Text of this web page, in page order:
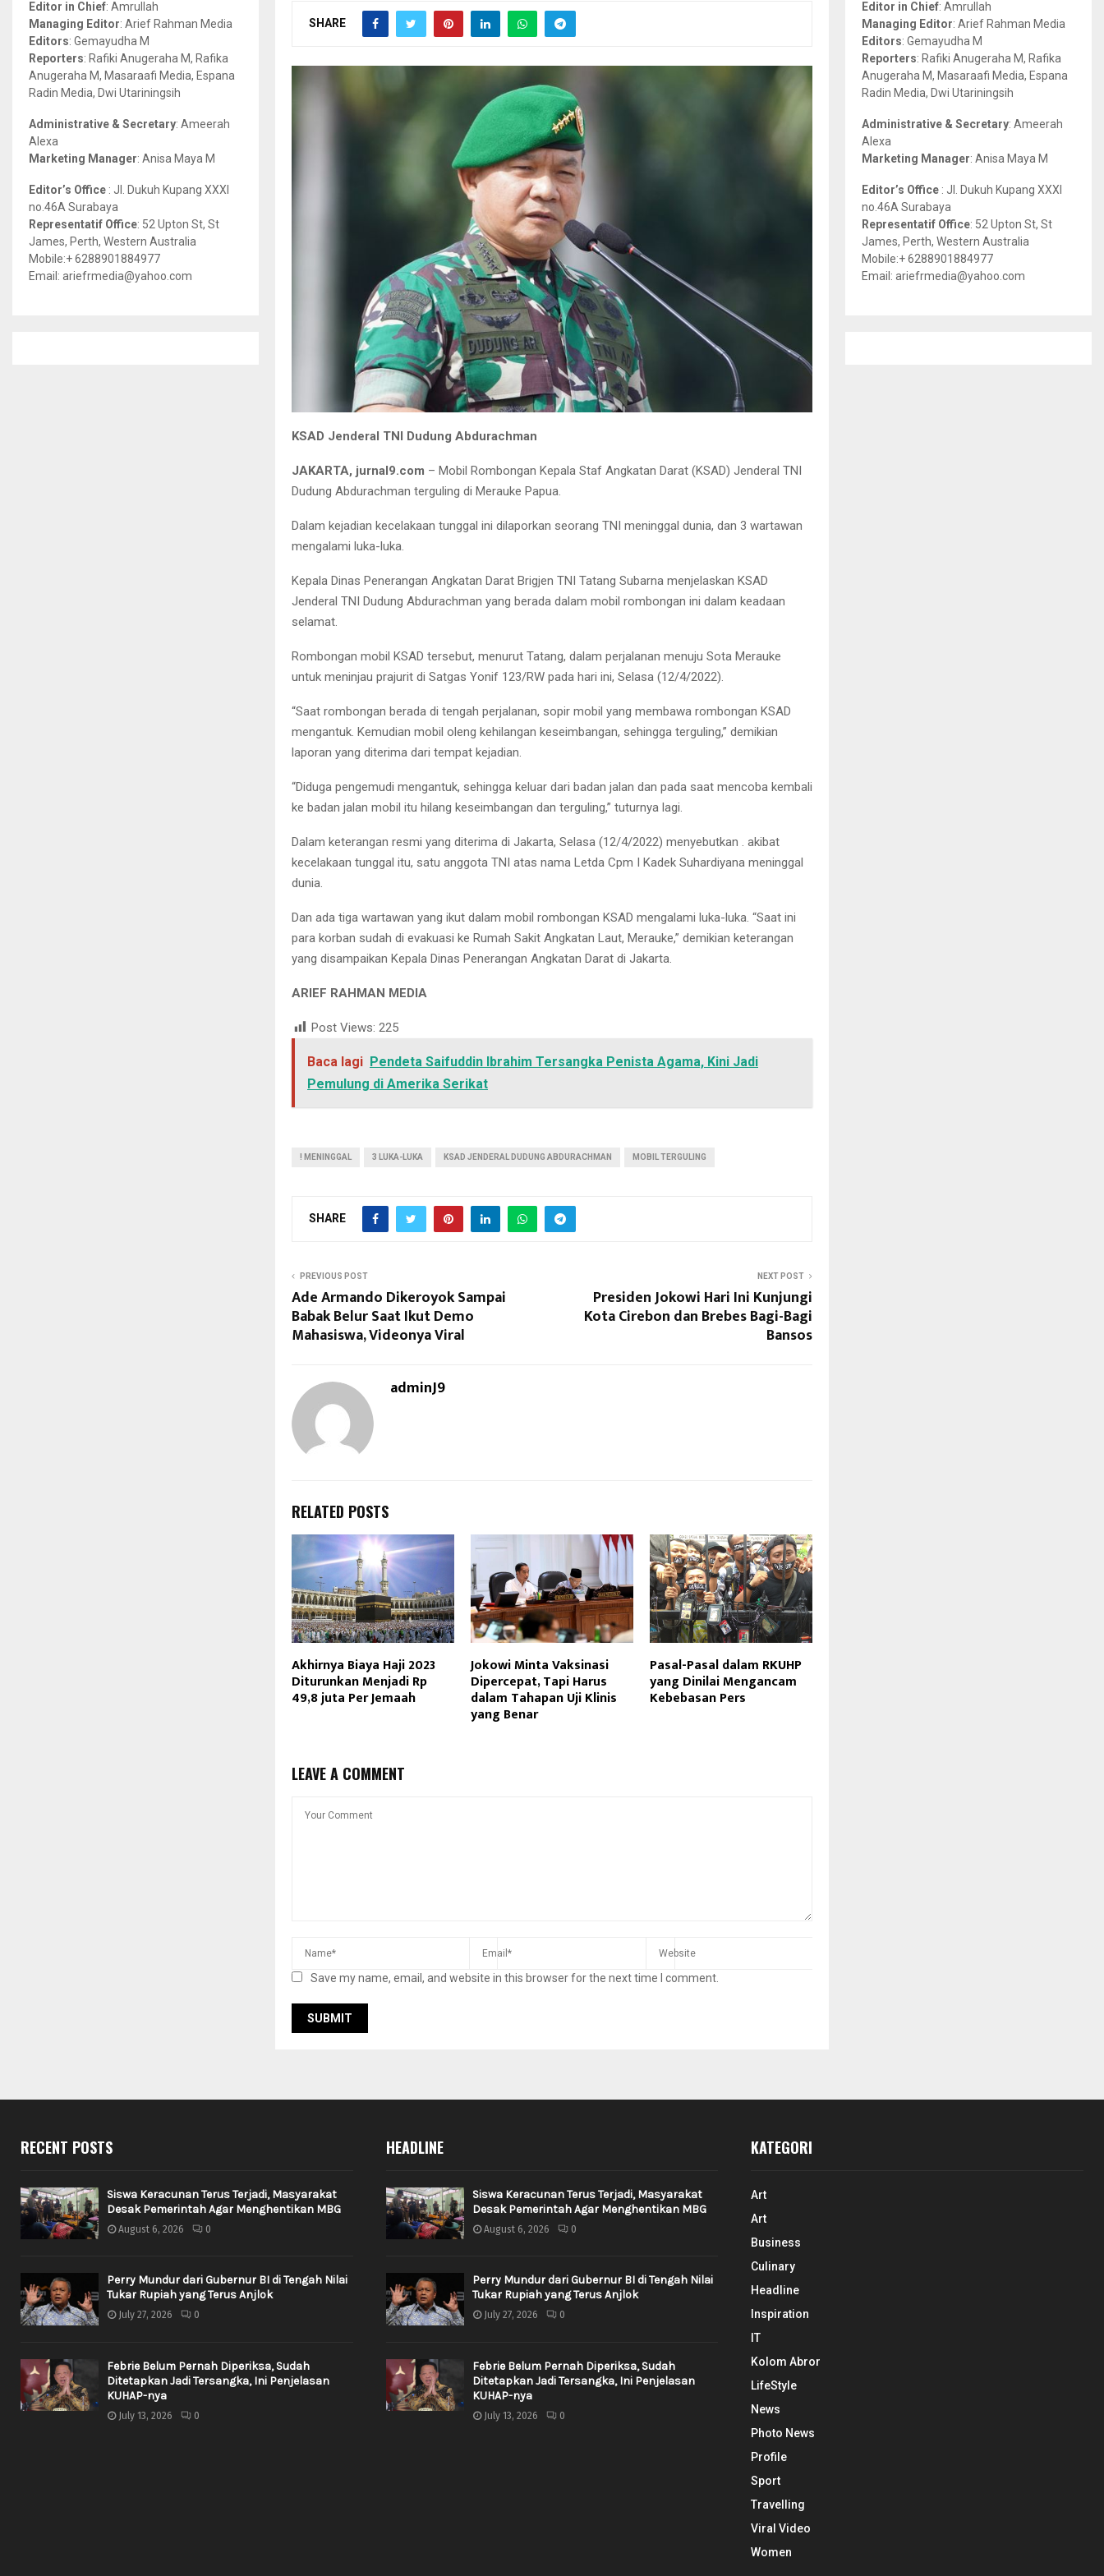
SHARE
KSAD Jenderal TNI Dudung Abdurachman
JAKARTA, jurnal9.com – Mobil Rombongan Kepala Staf Angkatan Darat (KSAD) Jenderal TNI
Dudung Abdurachman terguling di Merauke Papua.
Dalam kejadian kecelakaan tunggal ini dilaporkan seorang TNI meninggal dunia, dan 3 wartawan
mengalami luka-luka.
Kepala Dinas Penerangan Angkatan Darat Brigjen TNI Tatang Subarna menjelaskan KSAD
Jenderal TNI Dudung Abdurachman yang berada dalam mobil rombongan ini dalam keadaan
selamat.
Rombongan mobil KSAD tersebut, menurut Tatang, dalam perjalanan menuju Sota Merauke
untuk meninjau prajurit di Satgas Yonif 123/RW pada hari ini, Selasa (12/4/2022).
“Saat rombongan berada di tengah perjalanan, sopir mobil yang membawa rombongan KSAD
mengantuk. Kemudian mobil oleng kehilangan keseimbangan, sehingga terguling,” demikian
laporan yang diterima dari tempat kejadian.
“Diduga pengemudi mengantuk, sehingga keluar dari badan jalan dan pada saat mencoba kembali
ke badan jalan mobil itu hilang keseimbangan dan terguling,” tuturnya lagi.
Dalam keterangan resmi yang diterima di Jakarta, Selasa (12/4/2022) menyebutkan . akibat
kecelakaan tunggal itu, satu anggota TNI atas nama Letda Cpm I Kadek Suhardiyana meninggal
dunia.
Dan ada tiga wartawan yang ikut dalam mobil rombongan KSAD mengalami luka-luka. “Saat ini
para korban sudah di evakuasi ke Rumah Sakit Angkatan Laut, Merauke,” demikian keterangan
yang disampaikan Kepala Dinas Penerangan Angkatan Darat di Jakarta.
ARIEF RAHMAN MEDIA
Post Views: 225
Baca lagi Pendeta Saifuddin Ibrahim Tersangka Penista Agama, Kini Jadi
Pemulung di Amerika Serikat
! MENINGGAL 3 LUKA-LUKA KSAD JENDERAL DUDUNG ABDURACHMAN MOBIL TERGULING
SHARE
PREVIOUS POST
Ade Armando Dikeroyok Sampai
Babak Belur Saat Ikut Demo
Mahasiswa, Videonya Viral
NEXT POST
Presiden Jokowi Hari Ini Kunjungi
Kota Cirebon dan Brebes Bagi-Bagi
Bansos
adminJ9
RELATED POSTS
Akhirnya Biaya Haji 2023
Diturunkan Menjadi Rp
49,8 juta Per Jemaah
Jokowi Minta Vaksinasi
Dipercepat, Tapi Harus
dalam Tahapan Uji Klinis
yang Benar
Pasal-Pasal dalam RKUHP
yang Dinilai Mengancam
Kebebasan Pers
LEAVE A COMMENT
Save my name, email, and website in this browser for the next time I comment.
r
:
R
H
Editor in Chief: Amrullah
Managing Editor: Arief Rahman Media
Editors: Gemayudha M
Reporters: Rafiki Anugeraha M, Rafika
Anugeraha M, Masaraafi Media, Espana
Radin Media, Dwi Utariningsih
Administrative & Secretary: Ameerah
Alexa
Marketing Manager: Anisa Maya M
Editor’s Office : Jl. Dukuh Kupang XXXI
no.46A Surabaya
Representatif Office: 52 Upton St, St
James, Perth, Western Australia
Mobile:+ 6288901884977
Email: ariefrmedia@yahoo.com
r
:
R
H
Editor in Chief: Amrullah
Managing Editor: Arief Rahman Media
Editors: Gemayudha M
Reporters: Rafiki Anugeraha M, Rafika
Anugeraha M, Masaraafi Media, Espana
Radin Media, Dwi Utariningsih
Administrative & Secretary: Ameerah
Alexa
Marketing Manager: Anisa Maya M
Editor’s Office : Jl. Dukuh Kupang XXXI
no.46A Surabaya
Representatif Office: 52 Upton St, St
James, Perth, Western Australia
Mobile:+ 6288901884977
Email: ariefrmedia@yahoo.com
RECENT POSTS
Siswa Keracunan Terus Terjadi, Masyarakat
Desak Pemerintah Agar Menghentikan MBG
August 6, 2026 0
Perry Mundur dari Gubernur BI di Tengah Nilai
Tukar Rupiah yang Terus Anjlok
July 27, 2026 0
Febrie Belum Pernah Diperiksa, Sudah
Ditetapkan Jadi Tersangka, Ini Penjelasan
KUHAP-nya
July 13, 2026 0
HEADLINE
Siswa Keracunan Terus Terjadi, Masyarakat
Desak Pemerintah Agar Menghentikan MBG
August 6, 2026 0
Perry Mundur dari Gubernur BI di Tengah Nilai
Tukar Rupiah yang Terus Anjlok
July 27, 2026 0
Febrie Belum Pernah Diperiksa, Sudah
Ditetapkan Jadi Tersangka, Ini Penjelasan
KUHAP-nya
July 13, 2026 0
KATEGORI
Art
Art
Business
Culinary
Headline
Inspiration
IT
Kolom Abror
LifeStyle
News
Photo News
Profile
Sport
Travelling
Viral Video
Women